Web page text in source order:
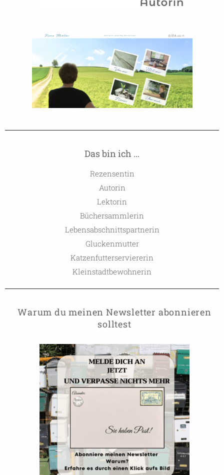
Das bin ich …
Rezensentin
Autorin
Lektorin
Büchersammlerin
Lebensabschnittspartnerin
Gluckenmutter
Katzenfutterserviererin
Kleinstadtbewohnerin
Warum du meinen Newsletter abonnieren
solltest